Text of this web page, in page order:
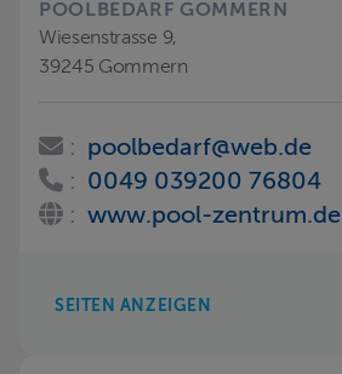
POOLBEDARF GOMMERN
Wiesenstrasse 9,
39245 Gommern
: poolbedarf@web.de
: 0049 039200 76804
: www.pool-zentrum.de
SEITEN ANZEIGEN